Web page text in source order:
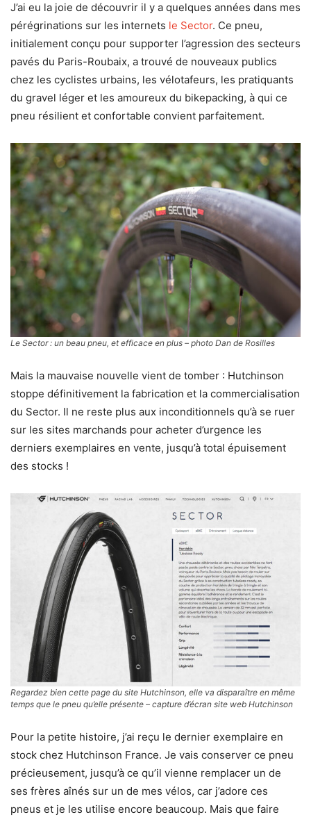
J’ai eu la joie de découvrir il y a quelques années dans mes
pérégrinations sur les internets le Sector. Ce pneu,
initialement conçu pour supporter l’agression des secteurs
pavés du Paris-Roubaix, a trouvé de nouveaux publics
chez les cyclistes urbains, les vélotafeurs, les pratiquants
du gravel léger et les amoureux du bikepacking, à qui ce
pneu résilient et confortable convient parfaitement.
Le Sector : un beau pneu, et efficace en plus – photo Dan de Rosilles
Mais la mauvaise nouvelle vient de tomber : Hutchinson
stoppe définitivement la fabrication et la commercialisation
du Sector. Il ne reste plus aux inconditionnels qu’à se ruer
sur les sites marchands pour acheter d’urgence les
derniers exemplaires en vente, jusqu’à total épuisement
des stocks !
Regardez bien cette page du site Hutchinson, elle va disparaître en même
temps que le pneu qu’elle présente – capture d’écran site web Hutchinson
Pour la petite histoire, j’ai reçu le dernier exemplaire en
stock chez Hutchinson France. Je vais conserver ce pneu
précieusement, jusqu’à ce qu’il vienne remplacer un de
ses frères aînés sur un de mes vélos, car j’adore ces
pneus et je les utilise encore beaucoup. Mais que faire